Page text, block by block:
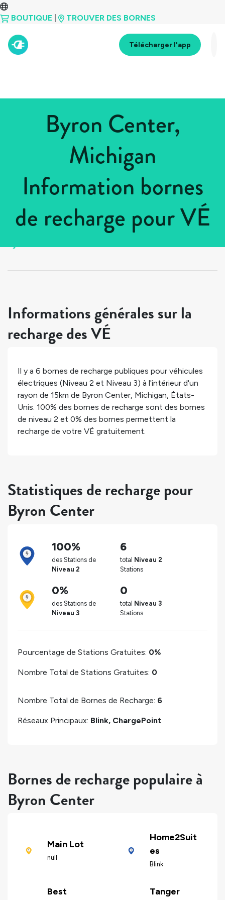
BOUTIQUE TROUVER DES BORNES
Télécharger l'app
Byron Center,
Michigan
Information bornes
de recharge pour VÉ
États-Unis > Michigan
Informations générales sur la
recharge des VÉ
Il y a 6 bornes de recharge publiques pour véhicules
électriques (Niveau 2 et Niveau 3) à l'intérieur d'un
rayon de 15km de Byron Center, Michigan, États-
Unis. 100% des bornes de recharge sont des bornes
de niveau 2 et 0% des bornes permettent la
recharge de votre VÉ gratuitement.
Statistiques de recharge pour
Byron Center
100%
des Stations de
Niveau 2
6
total Niveau 2
Stations
0%
des Stations de
Niveau 3
0
total Niveau 3
Stations
Pourcentage de Stations Gratuites: 0%
Nombre Total de Stations Gratuites: 0
Nombre Total de Bornes de Recharge: 6
Réseaux Principaux: Blink, ChargePoint
Bornes de recharge populaire à
Byron Center
Main Lot
null
Home2Suit
es
Blink
Best
Tanger